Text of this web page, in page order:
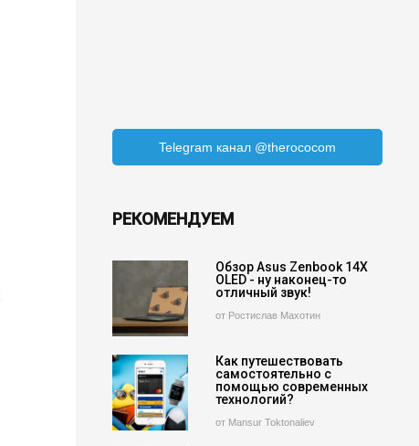
Telegram канал @therococom
РЕКОМЕНДУЕМ
Обзор Asus Zenbook 14X
OLED - ну наконец-то
отличный звук!
от Ростислав Махотин
Как путешествовать
самостоятельно с
помощью современных
технологий?
от Mansur Toktonaliev